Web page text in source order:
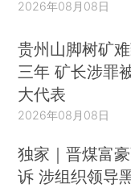
2026年08月08日
贵州山脚树矿
三年 矿长涉罪
大代表
2026年08月08日
独家｜晋煤富
诉 涉组织领导